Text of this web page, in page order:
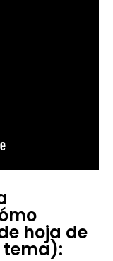
hoja de
tema):